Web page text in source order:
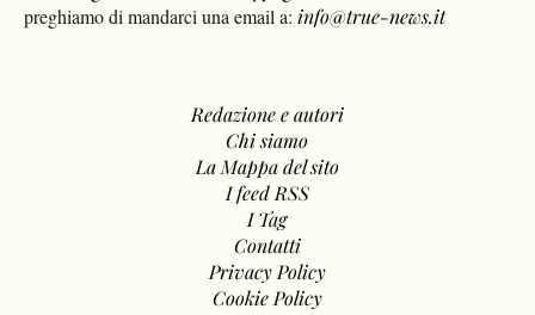
preghiamo di mandarci una email a: info@true-news.it
Redazione e autori
Chi siamo
La Mappa del sito
I feed RSS
I Tag
Contatti
Privacy Policy
Cookie Policy